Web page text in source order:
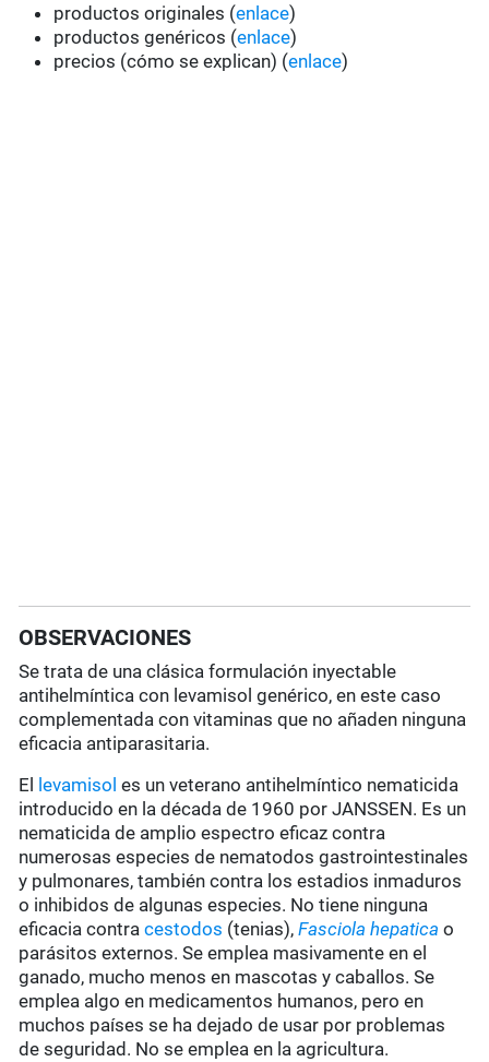
productos originales (enlace)
productos genéricos (enlace)
precios (cómo se explican) (enlace)
OBSERVACIONES
Se trata de una clásica formulación inyectable
antihelmíntica con levamisol genérico, en este caso
complementada con vitaminas que no añaden ninguna
eficacia antiparasitaria.
El
levamisol es un veterano antihelmíntico nematicida
introducido en la década de 1960 por JANSSEN. Es un
nematicida de amplio espectro eficaz contra
numerosas especies de nematodos gastrointestinales
y pulmonares, también contra los estadios inmaduros
o inhibidos de algunas especies. No tiene ninguna
eficacia contracestodos (tenias),Fasciola hepatica o
parásitos externos. Se emplea masivamente en el
ganado, mucho menos en mascotas y caballos. Se
emplea algo en medicamentos humanos, pero en
muchos países se ha dejado de usar por problemas
de seguridad. No se emplea en la agricultura.